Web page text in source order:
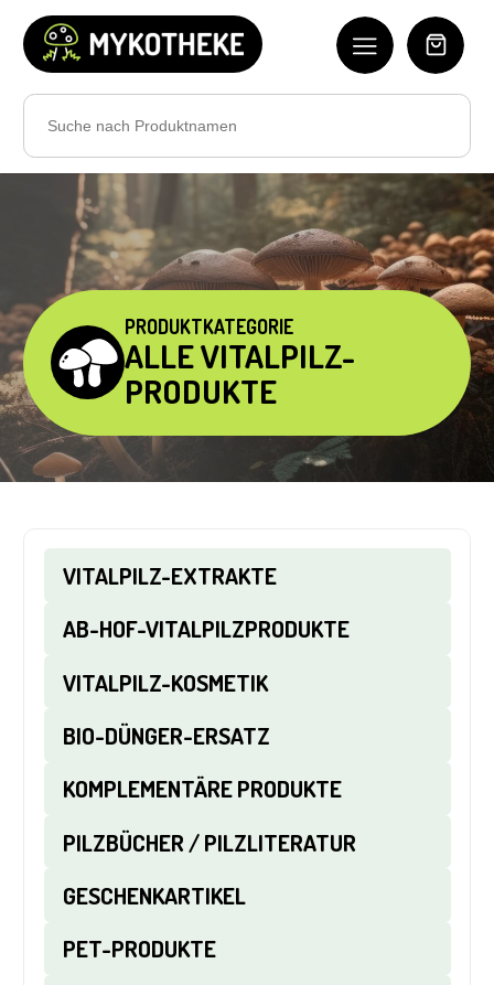
for:
PRODUKTKATEGORIE
ALLE VITALPILZ-
PRODUKTE
VITALPILZ-EXTRAKTE
AB-HOF-VITALPILZPRODUKTE
VITALPILZ-KOSMETIK
BIO-DÜNGER-ERSATZ
KOMPLEMENTÄRE PRODUKTE
PILZBÜCHER / PILZLITERATUR
GESCHENKARTIKEL
PET-PRODUKTE